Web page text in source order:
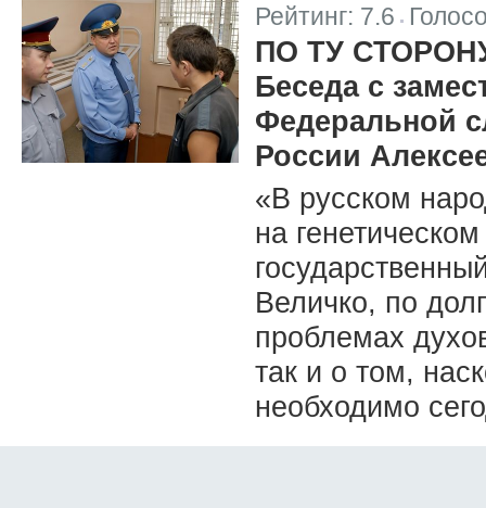
Рейтинг: 7.6 |
ПО ТУ
Беседа с
Федеральной
России
«В русском
на
Величко, по
проблемах
так и о том,
необходимо